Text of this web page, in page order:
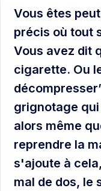
Vous êtes
précis où tout
Vous avez dit
cigarette. Ou
grignotage
alors même
reprendre la
s'ajoute à
mal de dos, le